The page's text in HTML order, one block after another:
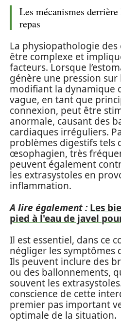
Les mécanismes
repas
La physiopathologie
être complexe et
facteurs. Lorsque
génère une pression
modifiant la dynamique
vague, en tant que
connexion, peut être
anormale, causant des
cardiaques irréguliers.
problèmes digestifs tels
œsophagien, très
peuvent également
les extrasystoles en
inflammation.
A lire également : Les
pied à l'eau de javel
Il est essentiel, dans ce
négliger les symptômes
Ils peuvent inclure des
ou des ballonnements,
souvent les
conscience de cette
premier pas important
optimale de la situation.